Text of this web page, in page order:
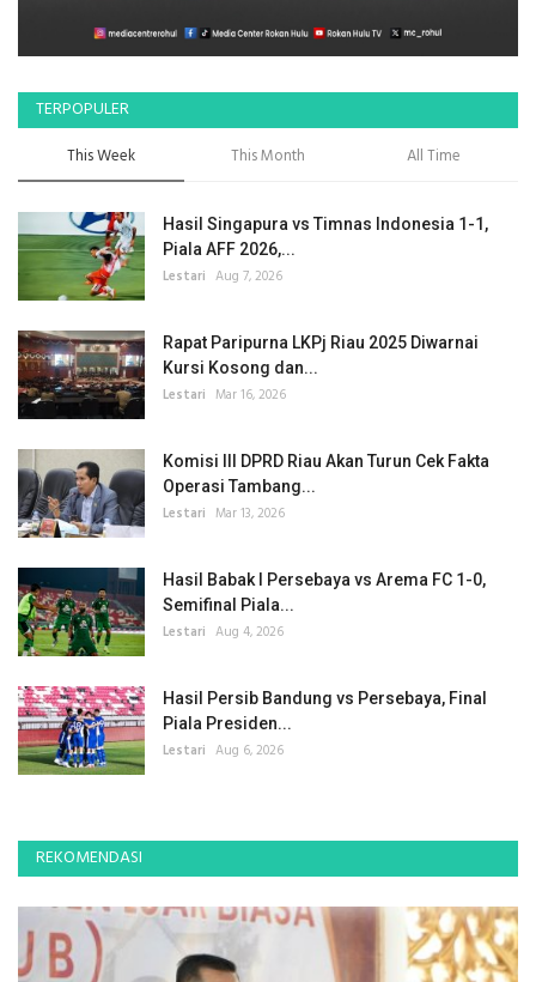
TERPOPULER
This Week This Month All Time
Hasil Singapura vs Timnas Indonesia 1-1,
Piala AFF 2026,...
Lestari Aug 7, 2026
Rapat Paripurna LKPj Riau 2025 Diwarnai
Kursi Kosong dan...
Lestari Mar 16, 2026
Komisi III DPRD Riau Akan Turun Cek Fakta
Operasi Tambang...
Lestari Mar 13, 2026
Hasil Babak I Persebaya vs Arema FC 1-0,
Semifinal Piala...
Lestari Aug 4, 2026
Hasil Persib Bandung vs Persebaya, Final
Piala Presiden...
Lestari Aug 6, 2026
REKOMENDASI